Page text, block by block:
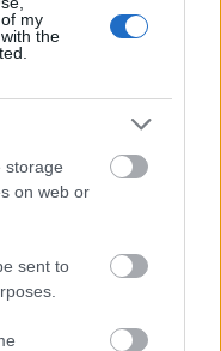
my
the
storage
on web or
sent to